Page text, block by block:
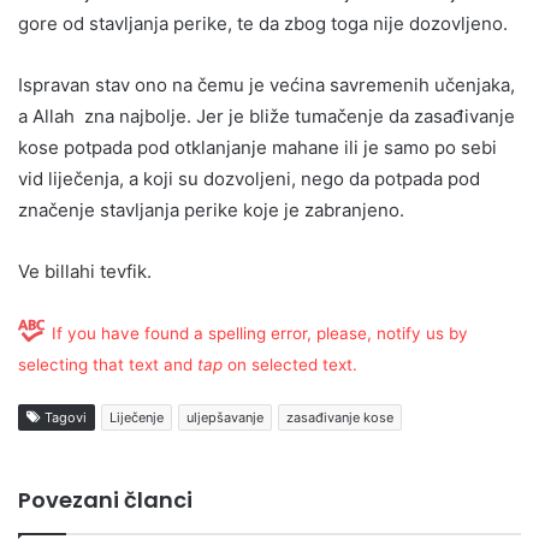
gore od stavljanja perike, te da zbog toga nije dozovljeno.
Ispravan stav ono na čemu je većina savremenih učenjaka,
a Allah zna najbolje. Jer je bliže tumačenje da zasađivanje
kose potpada pod otklanjanje mahane ili je samo po sebi
vid liječenja, a koji su dozvoljeni, nego da potpada pod
značenje stavljanja perike koje je zabranjeno.
Ve billahi tevfik.
If you have found a spelling error, please, notify us by
selecting that text and tap on selected text.
Tagovi Liječenje uljepšavanje zasađivanje kose
Povezani članci